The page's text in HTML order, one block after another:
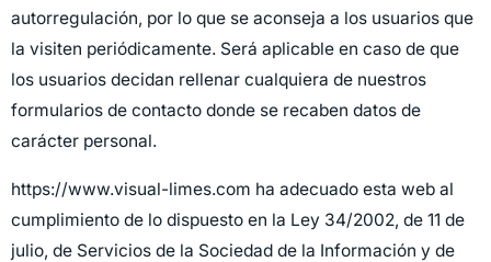
autorregulación, por lo que se aconseja a los usuarios que
la visiten periódicamente. Será aplicable en caso de que
los usuarios decidan rellenar cualquiera de nuestros
formularios de contacto donde se recaben datos de
carácter personal.
https://www.visual-limes.com ha adecuado esta web al
cumplimiento de lo dispuesto en la Ley 34/2002, de 11 de
julio, de Servicios de la Sociedad de la Información y de